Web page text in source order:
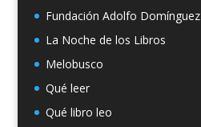
Fundación Adolfo Domínguez
La Noche de los Libros
Melobusco
Qué leer
Qué libro leo